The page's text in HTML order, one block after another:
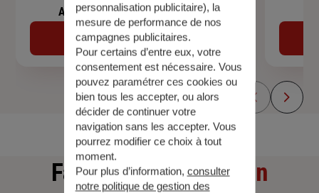
Assurance de prêt immobilier
Découvrir
Faitesune simulation
personnalisation publicitaire), la
mesure de performance de nos
campagnes publicitaires.
Pour certains d’entre eux, votre
consentement est nécessaire. Vous
pouvez paramétrer ces cookies ou
bien tous les accepter, ou alors
décider de continuer votre
navigation sans les accepter. Vous
pourrez modifier ce choix à tout
moment.
Pour plus d’information, consulter
notre politique de gestion des